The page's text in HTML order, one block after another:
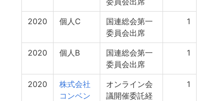
2020 個人C
国連総会第一
委員会出席
1
2020 個人B
国連総会第一
委員会出席
1
2020
株式会社
コンベン
オンライン会
議開催委託経
1